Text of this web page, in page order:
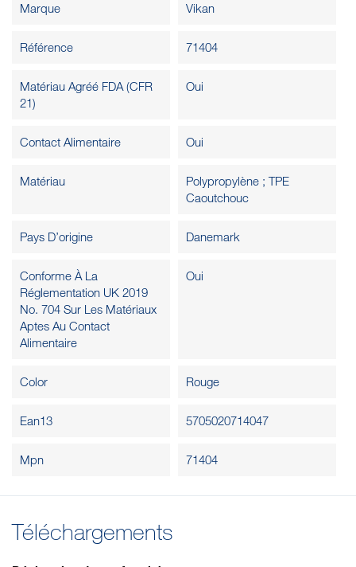
Marque Vikan
Référence 71404
Matériau Agréé FDA (CFR
21)
Oui
Contact Alimentaire Oui
Matériau
Polypropylène ; TPE
Caoutchouc
Pays D’origine Danemark
Conforme À La
Réglementation UK 2019
No. 704 Sur Les Matériaux
Aptes Au Contact
Alimentaire
Oui
Color Rouge
Ean13 5705020714047
Mpn 71404
Téléchargements